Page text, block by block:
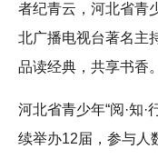
者纪青云，河北省青
北广播电视台著名主
品读经典，共享书香。
河北省青少年“阅·知
续举办12届，参与人